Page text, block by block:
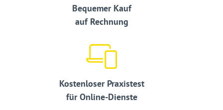
Bequemer Kauf
auf Rechnung
Kostenloser Praxistest
für Online-Dienste